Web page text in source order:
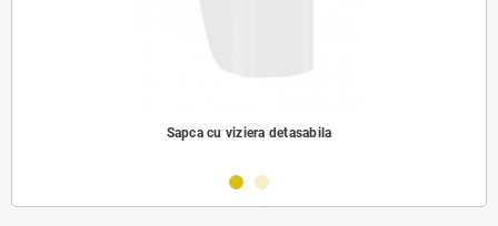
Sapca cu viziera detasabila